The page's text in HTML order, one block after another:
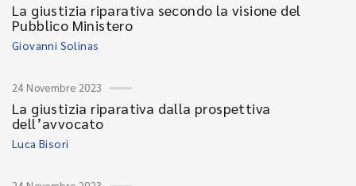
La giustizia riparativa secondo la visione del
Pubblico Ministero
Giovanni Solinas
24 Novembre 2023
La giustizia riparativa dalla prospettiva
dell’avvocato
Luca Bisori